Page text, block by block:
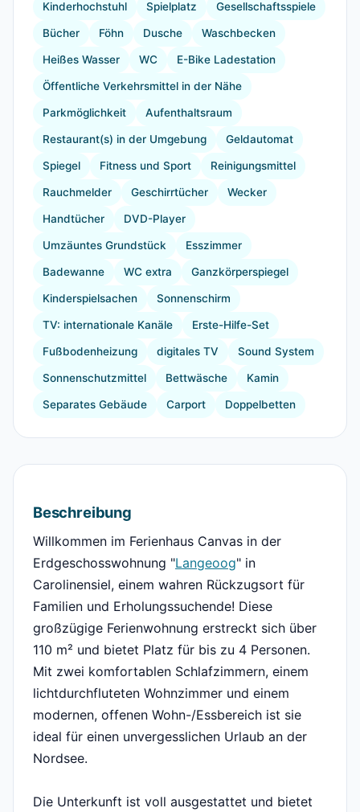
Kinderhochstuhl Spielplatz Gesellschaftsspiele
Bücher Föhn Dusche Waschbecken
Heißes Wasser WC E-Bike Ladestation
Öffentliche Verkehrsmittel in der Nähe
Parkmöglichkeit Aufenthaltsraum
Restaurant(s) in der Umgebung Geldautomat
Spiegel Fitness und Sport Reinigungsmittel
Rauchmelder Geschirrtücher Wecker
Handtücher DVD-Player
Umzäuntes Grundstück Esszimmer
Badewanne WC extra Ganzkörperspiegel
Kinderspielsachen Sonnenschirm
TV: internationale Kanäle Erste-Hilfe-Set
Fußbodenheizung digitales TV Sound System
Sonnenschutzmittel Bettwäsche Kamin
Separates Gebäude Carport Doppelbetten
Beschreibung
Willkommen im Ferienhaus Canvas in der
Erdgeschosswohnung "Langeoog" in
Carolinensiel, einem wahren Rückzugsort für
Familien und Erholungssuchende! Diese
großzügige Ferienwohnung erstreckt sich über
110 m² und bietet Platz für bis zu 4 Personen.
Mit zwei komfortablen Schlafzimmern, einem
lichtdurchfluteten Wohnzimmer und einem
modernen, offenen Wohn-/Essbereich ist sie
ideal für einen unvergesslichen Urlaub an der
Nordsee.
Die Unterkunft ist voll ausgestattet und bietet